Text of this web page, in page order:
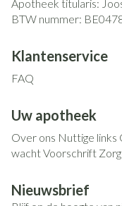
Apotheek titularis:
BTW nummer:
Klantenservice
FAQ
Uw apotheek
Over ons Nuttige links
wachtVoorschrift
Nieuwsbrief